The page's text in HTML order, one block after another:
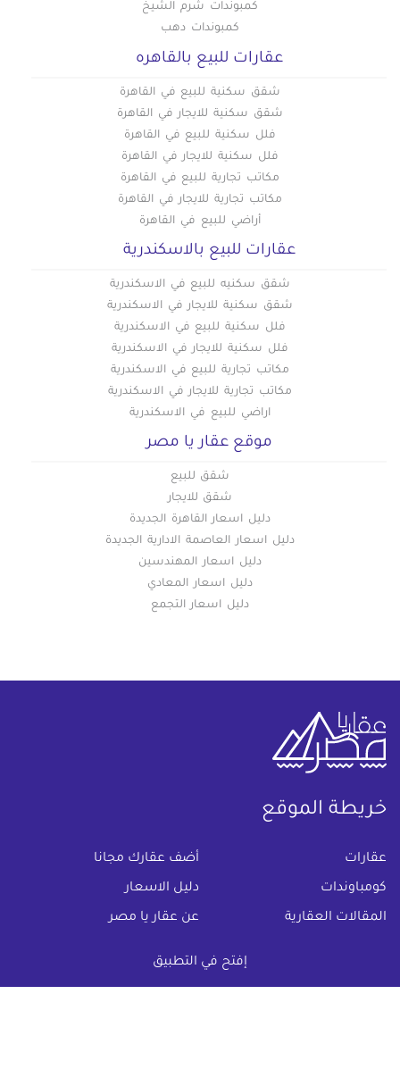
إفتح في التطبيق
كمبوندات شرم الشيخ
كمبوندات دهب
عقارات للبيع بالقاهره
شقق سكنية للبيع في القاهرة
شقق سكنية للايجار في القاهرة
فلل سكنية للبيع في القاهرة
فلل سكنية للايجار في القاهرة
مكاتب تجارية للبيع في القاهرة
مكاتب تجارية للايجار في القاهرة
أراضي للبيع في القاهرة
عقارات للبيع بالاسكندرية
شقق سكنيه للبيع في الاسكندرية
شقق سكنية للايجار في الاسكندرية
فلل سكنية للبيع في الاسكندرية
فلل سكنية للايجار في الاسكندرية
مكاتب تجارية للبيع في الاسكندرية
مكاتب تجارية للايجار في الاسكندرية
اراضي للبيع في الاسكندرية
موقع عقار يا مصر
شقق للبيع
شقق للايجار
دليل اسعار القاهرة الجديدة
دليل اسعار العاصمة الادارية الجديدة
دليل اسعار المهندسين
دليل اسعار المعادي
دليل اسعار التجمع
خريطة الموقع
عقارات أضف عقارك مجانا
كومباوندات دليل الاسعار
المقالات العقارية عن عقار يا مصر